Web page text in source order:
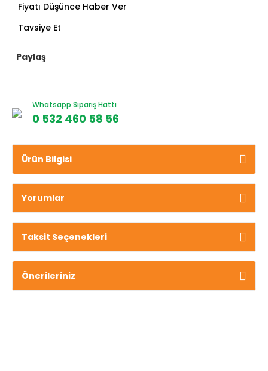
Fiyatı Düşünce Haber Ver
Tavsiye Et
Paylaş
Whatsapp Sipariş Hattı
0 532 460 58 56
Ürün Bilgisi
Yorumlar
Taksit Seçenekleri
Önerileriniz